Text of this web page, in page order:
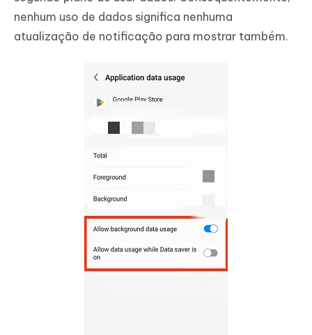
nenhum uso de dados significa nenhuma
atualização de notificação para mostrar também.